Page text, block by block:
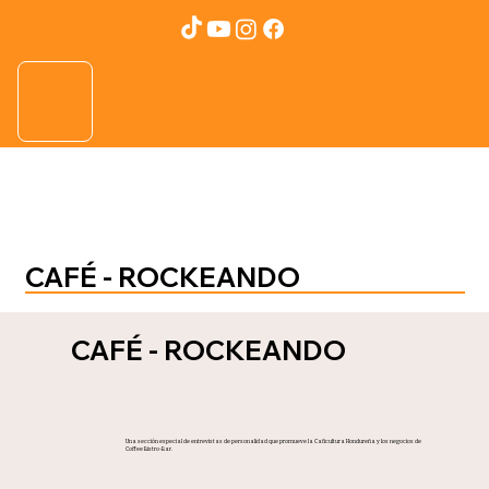
CAFÉ - ROCKEANDO
CAFÉ - ROCKEANDO
Una sección especial de entrevistas de personalidad que promueve la Caficultura Hondureña y los negocios de
Coffee Bistro-Bar.